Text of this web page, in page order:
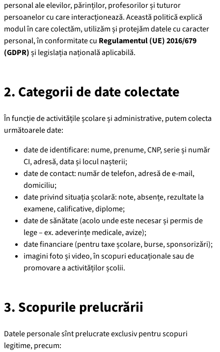
personal ale elevilor, părinților, profesorilor și tuturor
persoanelor cu care interacționează. Această politică explică
modul în care colectăm, utilizăm și protejăm datele cu caracter
personal, în conformitate cu Regulamentul (UE) 2016/679
(GDPR)și legislația națională aplicabilă.
2. Categorii de date colectate
În funcție de activitățile școlare și administrative, putem colecta
următoarele date:
date de identificare: nume, prenume, CNP, serie și număr
CI, adresă, data și locul nașterii;
date de contact: număr de telefon, adresă de e-mail,
domiciliu;
date privind situația școlară: note, absențe, rezultate la
examene, calificative, diplome;
date de sănătate (acolo unde este necesar și permis de
lege – ex. adeverințe medicale, avize);
date financiare (pentru taxe școlare, burse, sponsorizări);
imagini foto și video, în scopuri educaționale sau de
promovare a activităților școlii.
3. Scopurile prelucrării
Datele personale sînt prelucrate exclusiv pentru scopuri
legitime, precum: